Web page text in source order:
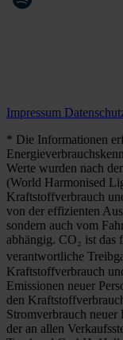
Impressum
* Die Informationen
Werte wurden nach
(World Harmonised
Kraftstoffverbrauch
von der effizienten
sondern auch vom
abhängig. CO₂ ist das
verantwortliche
Kraftstoffverbrauch
Emissionen neuer
den
Stromverbrauch neuer
der an allen